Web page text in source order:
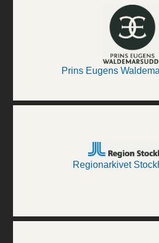
Prins Eugens
Regionarkivet